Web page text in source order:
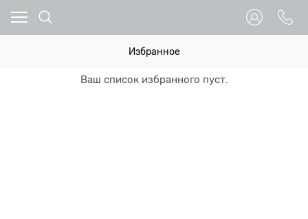
Избранное
Ваш список избранного пуст.